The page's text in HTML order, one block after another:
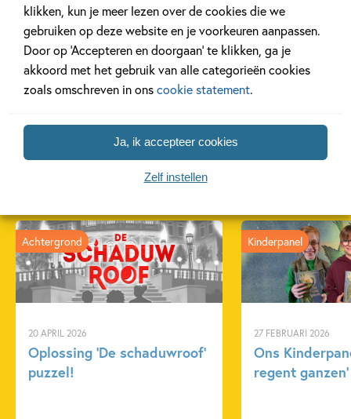
klikken, kun je meer lezen over de cookies die we
gebruiken op deze website en je voorkeuren aanpassen.
Door op ‘Accepteren en doorgaan’ te klikken, ga je
akkoord met het gebruik van alle categorieën cookies
zoals omschreven in onscookie statement.
Ja, ik accepteer cookies
Zelf instellen
Lees meer
Gerelateerde artikelen
20 APRIL 2026
Oplossing ‘De schaduwroof’
puzzel!
Achtergrond
27 FEBRUARI 2026
Ons
regent ganzen’
Kinderpanel